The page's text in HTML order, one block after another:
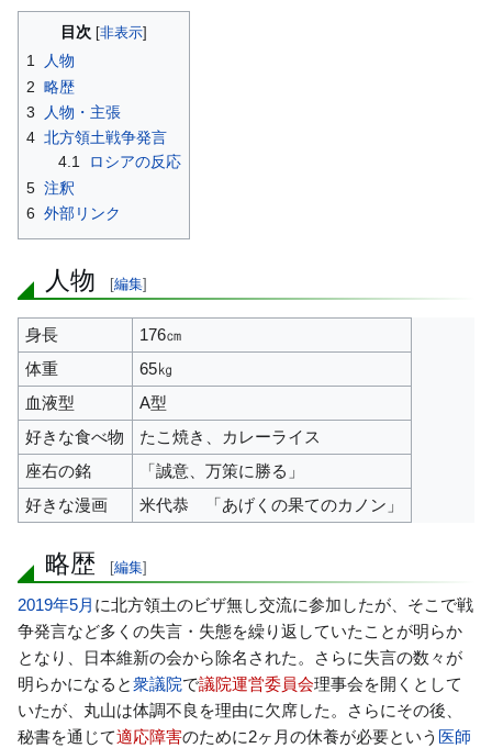
目次
1
人物
2 略歴
3
人物・主張
4 北方領土戦争発言
4.1
ロシアの反応
5 注釈
6 外部リンク
人物 [編集]
身長
176㎝
体重
65㎏
血液型
A型
好きな食べ物
たこ焼き、カレーライス
座右の銘
「誠意、万策に勝る」
好きな漫画
米代恭 「あげくの果てのカノン」
略歴 [編集]
2019年5月 に北方領土のビザ無し交流に参加したが、そこで戦
争発言など多くの失言・失態を繰り返していたことが明らか
となり、日本維新の会から除名された。さらに失言の数々が
明らかになると衆議院で議院運営委員会理事会を開くとして
いたが、丸山は体調不良を理由に欠席した。さらにその後、
秘書を通じて適応障害のために2ヶ月の休養が必要という 医師